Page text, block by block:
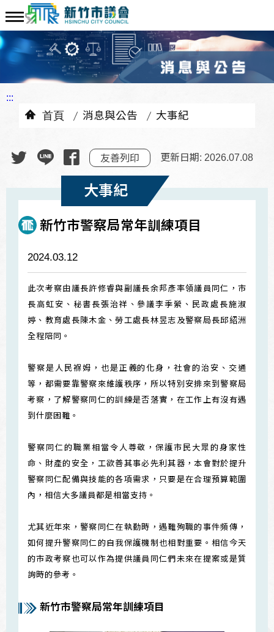
:::
首頁 消息與公告 大事紀
友善列印 更新日期: 2026.07.08
大事紀
新竹市警察局常年訓練項目
2024.03.12
此次考察由議長許修睿與副議長余邦彥率領議員同仁，市
長高虹安、秘書長張治祥、參議李季縈、民政處長施淑
婷、教育處長陳木金、勞工處長林昱志及警察局長邱紹洲
全程陪同。
警察是人民褓姆，也是正義的化身，社會的治安、交通
等，都需要靠警察來維護秩序，所以特別安排來到警察局
考察，了解警察同仁的訓練是否落實，在工作上有沒有遇
到什麼困難。
警察同仁的職業相當令人尊敬，保護市民大眾的身家性
命、財產的安全，工欲善其事必先利其器，本會對於提升
警察同仁配備與技能的各項需求，只要是在合理預算範圍
內，相信大多議員都是相當支持。
尤其近年來，警察同仁在執勤時，遇難殉職的事件頻傳，
如何提升警察同仁的自我保護機制也相對重要。相信今天
的市政考察也可以作為提供議員同仁們未來在提案或是質
詢時的參考。
新竹市警察局常年訓練項目